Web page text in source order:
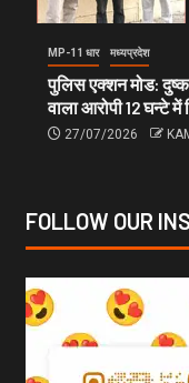
MP-11 धार मध्यप्रदेश
पुलिस एक्शन मोड:
वाला आरोपी 12 घन्टे में
27/07/2026
FOLLOW OUR